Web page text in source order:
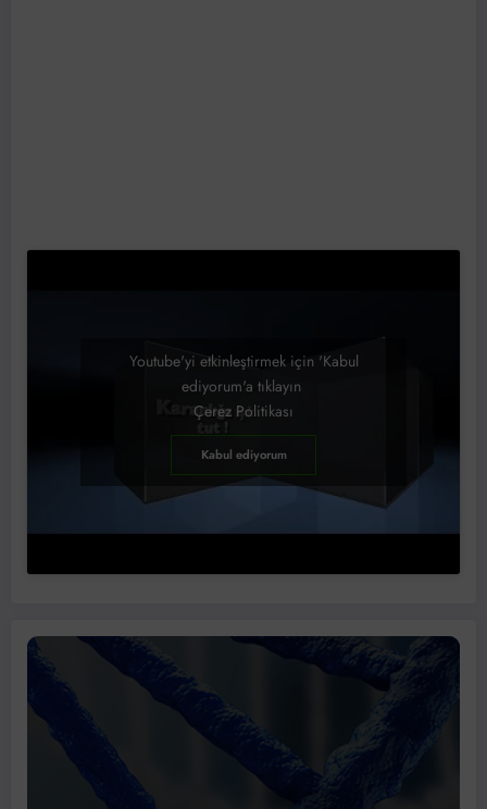
Youtube'yi etkinleştirmek için 'Kabul
ediyorum'a tıklayın
Çerez Politikası
Kabul ediyorum